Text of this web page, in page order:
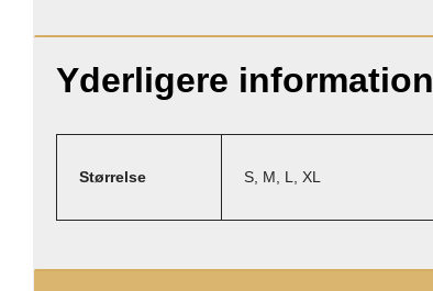
Yderligere information
Størrelse S, M, L, XL